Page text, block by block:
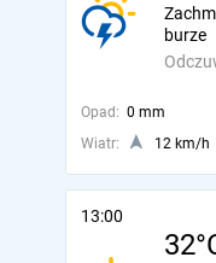
burze
Opad: 0 mm
Wiatr:
12 km/h
13:00